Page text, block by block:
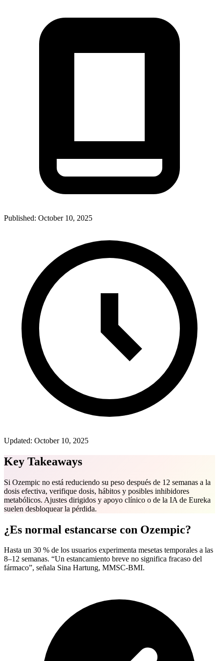
Published: October 10, 2025
Updated: October 10, 2025
Key Takeaways
Si Ozempic no está reduciendo su peso después de 12 semanas a la
dosis efectiva, verifique dosis, hábitos y posibles inhibidores
metabólicos. Ajustes dirigidos y apoyo clínico o de la IA de Eureka
suelen desbloquear la pérdida.
¿Es normal estancarse con Ozempic?
Hasta un 30 % de los usuarios experimenta mesetas temporales a las
8–12 semanas. “Un estancamiento breve no significa fracaso del
fármaco”, señala Sina Hartung, MMSC-BMI.